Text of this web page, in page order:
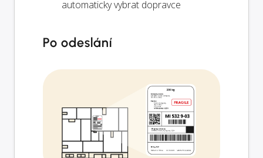
automaticky vybrat dopravce
Po odeslání